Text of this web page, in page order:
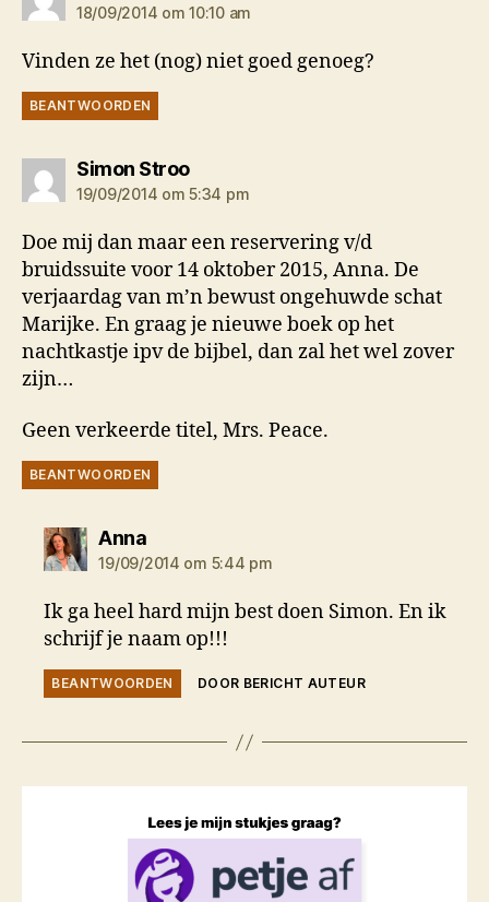
18/09/2014 om 10:10 am
Vinden ze het (nog) niet goed genoeg?
BEANTWOORDEN
Simon Stroozegt:
19/09/2014 om 5:34 pm
Doe mij dan maar een reservering v/d
bruidssuite voor 14 oktober 2015, Anna. De
verjaardag van m’n bewust ongehuwde schat
Marijke. En graag je nieuwe boek op het
nachtkastje ipv de bijbel, dan zal het wel zover
zijn…
Geen verkeerde titel, Mrs. Peace.
BEANTWOORDEN
Annazegt:
19/09/2014 om 5:44 pm
Ik ga heel hard mijn best doen Simon. En ik
schrijf je naam op!!!
BEANTWOORDEN DOOR BERICHT AUTEUR